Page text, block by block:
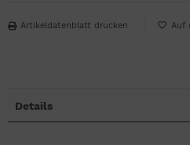
Artikeldatenblatt drucken
Details